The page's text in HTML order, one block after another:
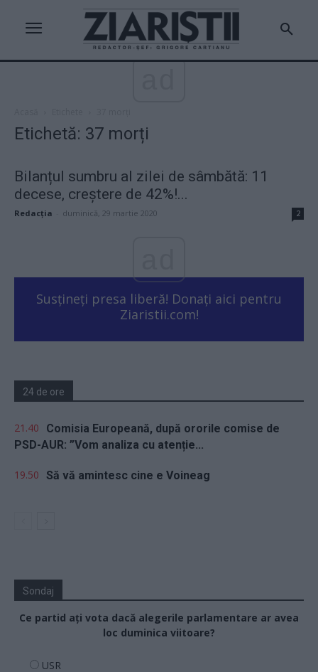
Etichetă: 37 morți
Bilanțul sumbru al zilei de sâmbătă: 11
decese, creștere de 42%!...
Redacţia duminică, 29 martie 2020 2
Susțineți presa liberă! Donați aici pentru
Ziaristii.com!
24 de ore
21.40
Comisia Europeană, după ororile comise de
PSD-AUR: ”Vom analiza cu atenție...
19.50 Să vă amintesc cine e Voineag
Sondaj
Ce partid ați vota dacă alegerile parlamentare ar avea
loc duminica viitoare?
USR